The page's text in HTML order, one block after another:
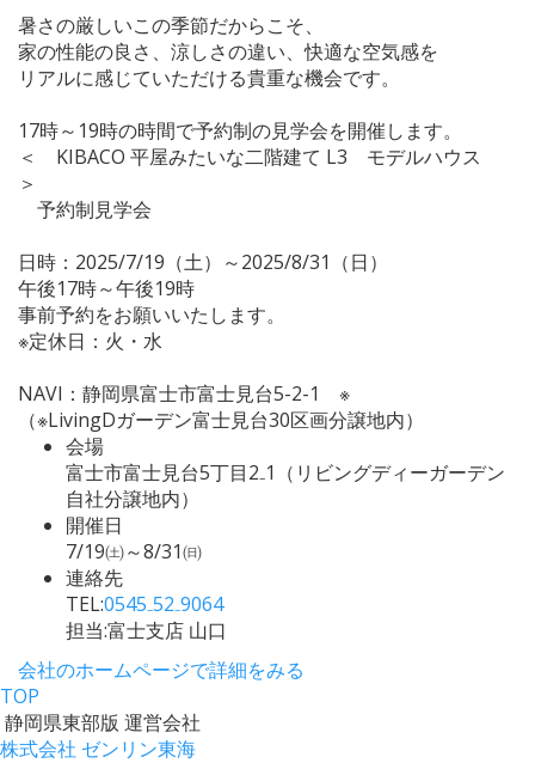
暑さの厳しいこの季節だからこそ、
家の性能の良さ、涼しさの違い、快適な空気感を
リアルに感じていただける貴重な機会です。
17時～19時の時間で予約制の見学会を開催します。
＜ KIBACO 平屋みたいな二階建て L3 モデルハウス
＞
予約制見学会
日時：2025/7/19（土）～2025/8/31（日）
午後17時～午後19時
事前予約をお願いいたします。
※定休日：火・水
NAVI：静岡県富士市富士見台5-2-1 ※
（※LivingDガーデン富士見台30区画分譲地内）
会場
富士市富士見台5丁目2₋1（リビングディーガーデン
自社分譲地内）
開催日
7/19㈯～8/31㈰
連絡先
TEL:0545₋52₋9064
担当:富士支店 山口
会社のホームページで詳細をみる
TOP
静岡県東部版 運営会社
株式会社 ゼンリン東海